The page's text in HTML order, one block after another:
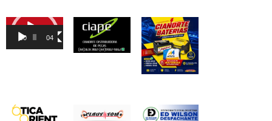
Tocador
vídeo
00:00 04:46